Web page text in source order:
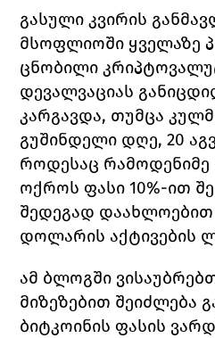
გასული კვირის
მსოფლიოში ყველაზე
ცნობილი
დევალვაციას
კარგავდა, თუმცა
გუშინდელი დღე, 20
როდესაც რამოდენიმე
ოქროს ფასი 10%-ით
შედეგად დაახლოებით
დოლარის აქტივების
ამ ბლოგში
მიზეზებით შეიძლება
ბიტკოინის ფასის